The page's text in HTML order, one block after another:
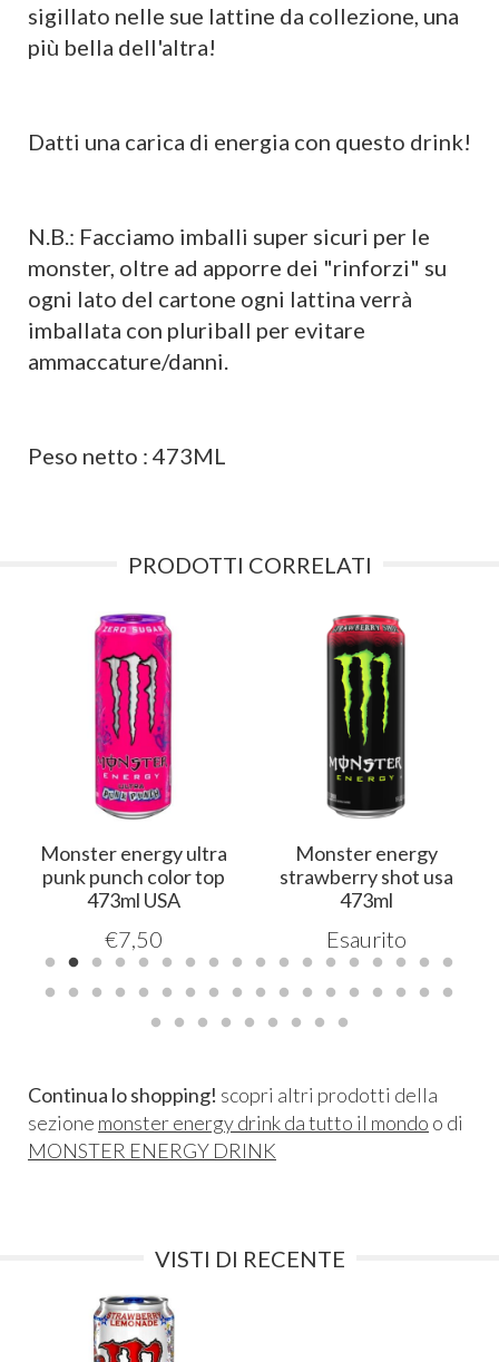
sigillato nelle sue lattine da collezione, una
più bella dell'altra!
Datti una carica di energia con questo drink!
N.B.: Facciamo imballi super sicuri per le
monster, oltre ad apporre dei "rinforzi" su
ogni lato del cartone ogni lattina verrà
imballata con pluriball per evitare
ammaccature/danni.
Peso netto : 473ML
PRODOTTI CORRELATI
Monster energy ultra
punk punch color top
473ml USA
€7,50
Monster energy
strawberry shot usa
473ml
Esaurito
Continua lo shopping! scopri altri prodotti della
sezione monster energy drink da tutto il mondo o di
MONSTER ENERGY DRINK
VISTI DI RECENTE